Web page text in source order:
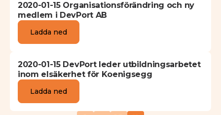
2020-01-15 Organisationsförändring och ny
medlem i DevPort AB
Ladda ned
2020-01-15 DevPort leder utbildningsarbetet
inom elsäkerhet för Koenigsegg
Ladda ned